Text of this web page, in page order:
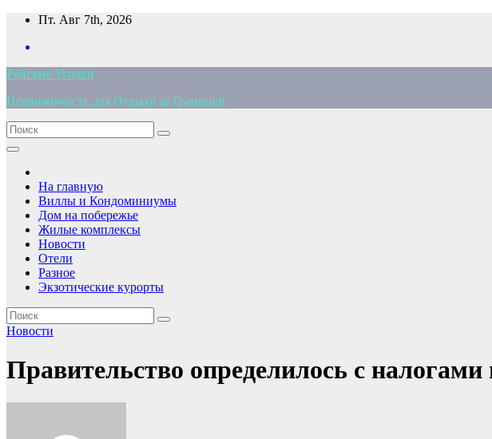
Перейти
содержимому
Пт. Авг 7th, 2026
Райские Уголки
Недвижимость для Отдыха за Границей
На главную
Виллы и Кондоминиумы
Дом на побережье
Жилые комплексы
Новости
Отели
Разное
Экзотические курорты
Новости
Правительство определилось с